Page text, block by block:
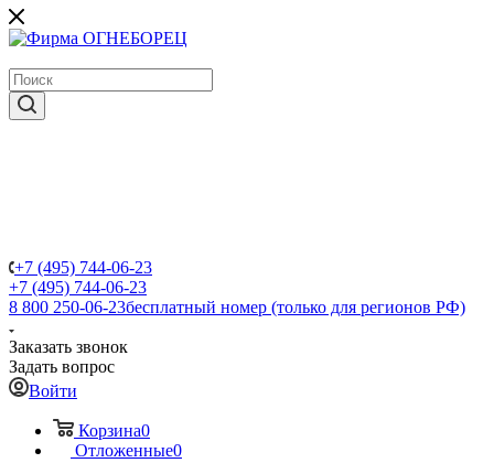
+7 (495) 744-06-23
+7 (495) 744-06-23
8 800 250-06-23бесплатный номер (только для регионов РФ)
Заказать звонок
Задать вопрос
Войти
Корзина0
Отложенные0